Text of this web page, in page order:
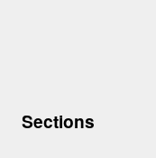
Sections